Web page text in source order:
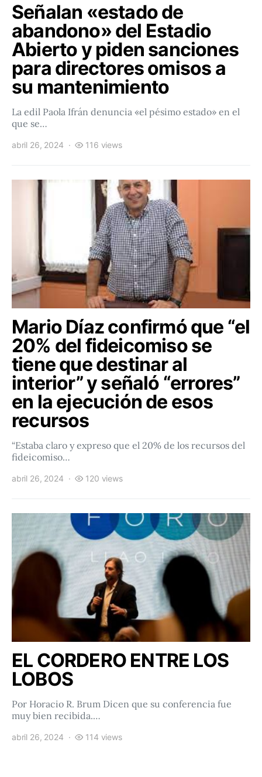
Señalan «estado de
abandono» del Estadio
Abierto y piden sanciones
para directores omisos a
su mantenimiento
La edil Paola Ifrán denuncia «el pésimo estado» en el
que se…
abril 26, 2024 116 views
Mario Díaz confirmó que “el
20% del fideicomiso se
tiene que destinar al
interior” y señaló “errores”
en la ejecución de esos
recursos
“Estaba claro y expreso que el 20% de los recursos del
fideicomiso…
abril 26, 2024 120 views
EL CORDERO ENTRE LOS
LOBOS
Por Horacio R. Brum Dicen que su conferencia fue
muy bien recibida.…
abril 26, 2024 114 views